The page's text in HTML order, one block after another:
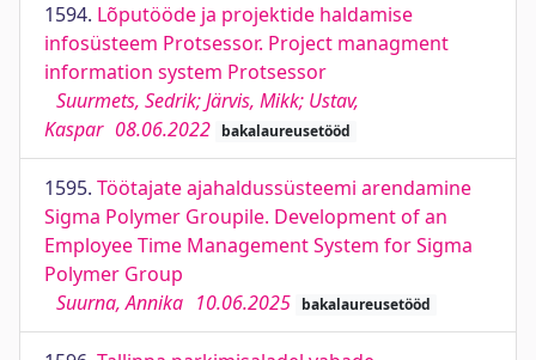
1594. Lõputööde ja projektide haldamise
infosüsteem Protsessor. Project managment
information system Protsessor
Suurmets, Sedrik; Järvis, Mikk; Ustav,
Kaspar 08.06.2022 bakalaureusetööd
1595. Töötajate ajahaldussüsteemi arendamine
Sigma Polymer Groupile. Development of an
Employee Time Management System for Sigma
Polymer Group
Suurna, Annika 10.06.2025 bakalaureusetööd